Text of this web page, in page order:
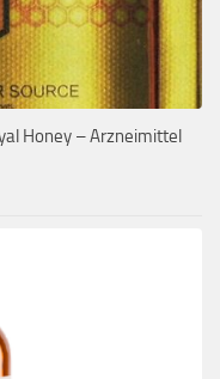
Honey – Arzneimittel